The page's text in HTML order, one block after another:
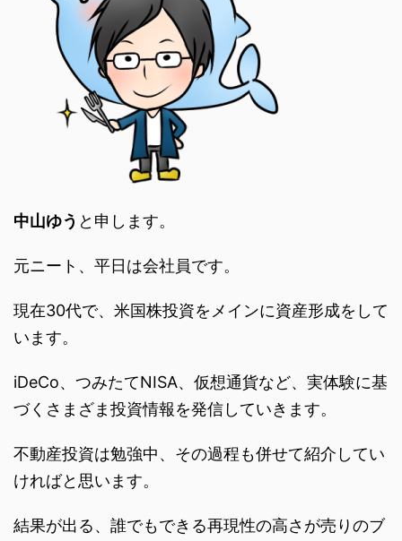
中山ゆう と申します。
元ニート、平日は会社員です。
現在30代で、米国株投資をメインに資産形成をして
います。
iDeCo、つみたてNISA、仮想通貨など、実体験に基
づくさまざま投資情報を発信していきます。
不動産投資は勉強中、その過程も併せて紹介してい
ければと思います。
結果が出る、誰でもできる再現性の高さが売りのブ